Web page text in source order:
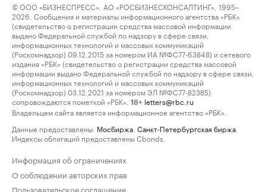
© ООО «БИЗНЕСПРЕСС», АО «РОСБИЗНЕСКОНСАЛТИНГ», 1995–
2026. Сообщения и материалы информационного агентства «РБК»
(свидетельство о регистрации средства массовой информации
выдано Федеральной службой по надзору в сфере связи,
информационных технологий и массовых коммуникаций
(Роскомнадзор) 09.12.2015 за номером ИА №ФС77-63848) и сетевого
издания «РБК» (свидетельство о регистрации средства массовой
информации выдано Федеральной службой по надзору в сфере связи,
информационных технологий и массовых коммуникаций
(Роскомнадзор) 03.12.2021 за номером ЭЛ №ФС77-82385)
сопровождаются пометкой «РБК».
18+ letters@rbc.ru
Владельцем сайта является информационное агентство «РБК».
Данные предоставлены: Мосбиржа Санкт-Петербургская биржа
Индексы облигаций предоставлены Cbonds.
Информация об ограничениях
О соблюдении авторских прав
Пользовательское соглашение